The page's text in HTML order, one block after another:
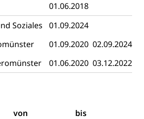
01.06.2018
Soziales
01.09.2024
01.09.2020 02.09.2024
01.06.2020 03.12.2022
von
bis
Militärdienstverweigerung,